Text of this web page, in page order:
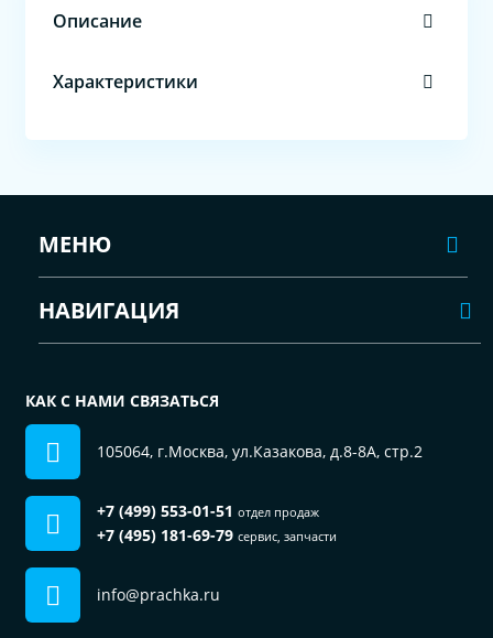
Описание
Характеристики
МЕНЮ
НАВИГАЦИЯ
КАК С НАМИ СВЯЗАТЬСЯ
105064, г.Москва, ул.Казакова, д.8-8А, стр.2
+7 (499) 553-01-51 отдел продаж
+7 (495) 181-69-79 сервис, запчасти
info@prachka.ru